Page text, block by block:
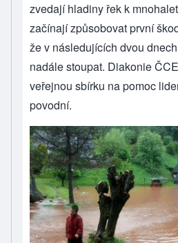
zvedají hladiny řek k
začínají způsobovat první
že v následujících dvou
nadále stoupat. Diakonie
veřejnou sbírku na pomoc
povodní.